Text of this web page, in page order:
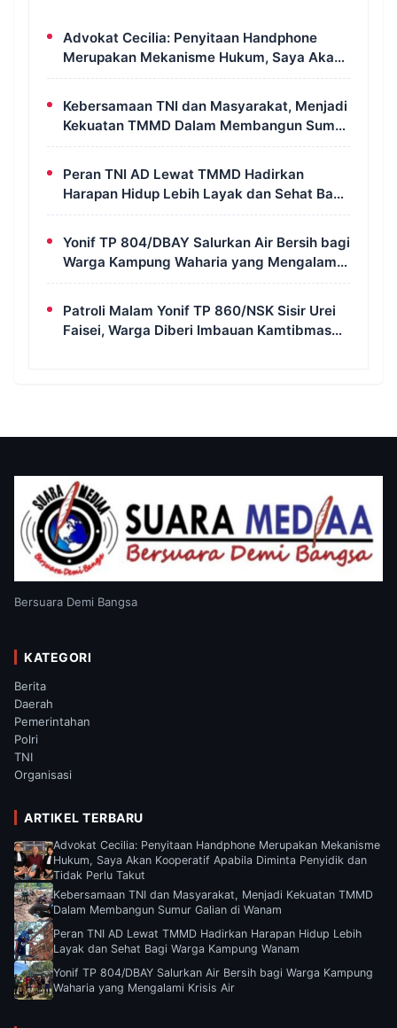
Advokat Cecilia: Penyitaan Handphone
Merupakan Mekanisme Hukum, Saya Akan
Kooperatif Apabila Diminta Penyidik dan
Kebersamaan TNI dan Masyarakat, Menjadi
Kekuatan TMMD Dalam Membangun Sumur
Galian di Wanam
Peran TNI AD Lewat TMMD Hadirkan
Harapan Hidup Lebih Layak dan Sehat Bagi
Warga Kampung Wanam
Yonif TP 804/DBAY Salurkan Air Bersih bagi
Warga Kampung Waharia yang Mengalami
Krisis Air
Patroli Malam Yonif TP 860/NSK Sisir Urei
Faisei, Warga Diberi Imbauan Kamtibmas
Bersuara Demi Bangsa
KATEGORI
Berita
Daerah
Pemerintahan
Polri
TNI
Organisasi
ARTIKEL TERBARU
Advokat Cecilia: Penyitaan Handphone Merupakan Mekanisme
Hukum, Saya Akan Kooperatif Apabila Diminta Penyidik dan
Tidak Perlu Takut
Kebersamaan TNI dan Masyarakat, Menjadi Kekuatan TMMD
Dalam Membangun Sumur Galian di Wanam
Peran TNI AD Lewat TMMD Hadirkan Harapan Hidup Lebih
Layak dan Sehat Bagi Warga Kampung Wanam
Yonif TP 804/DBAY Salurkan Air Bersih bagi Warga Kampung
Waharia yang Mengalami Krisis Air